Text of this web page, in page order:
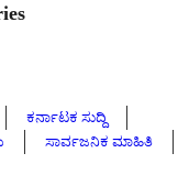
ಕರ್ನಾಟಕ ಸುದ್ದಿ
ಸಾರ್ವಜನಿಕ ಮಾಹಿತಿ